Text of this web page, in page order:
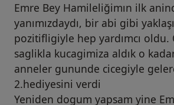
Emre Bey Hamileliğimın ilk
yanımızdaydı, bir abi gibi
pozitifligiyle hep yardımcı oldu.
saglikla kucagimiza aldık o
anneler gununde cicegiyle
2.hediyesini verdi
Yeniden dogum yapsam yine